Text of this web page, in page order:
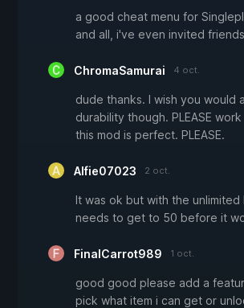
a good cheat menu for
and all, i've even invited
ChromaSamurai 4 oct.
dude thanks. I wish you would
durability though. PLEASE
this mod is perfect. PLEASE.
Alfie07023 2 oct.
It was ok but with the unlimited
needs to get to 50 before it
FinalCarrot989 1 oct.
good good please add a
pick what item i can get or